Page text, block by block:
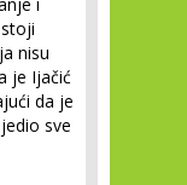
nisu
je Ijačić
da je
sve